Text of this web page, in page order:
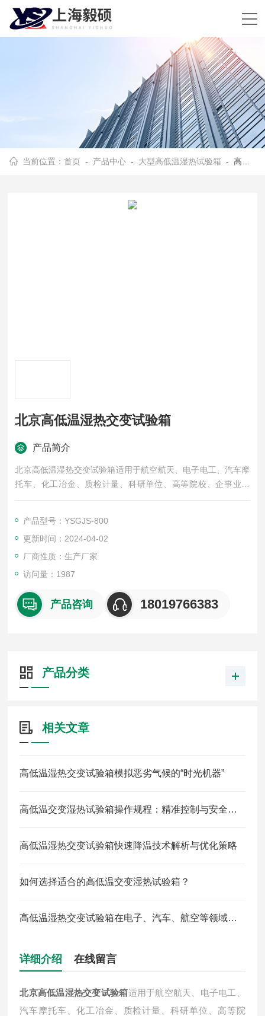
当前位置：首页 - 产品中心 - 大型高低温湿热试验箱 - 高低温交变湿热试验箱型号选择
北京高低温湿热交变试验箱
产品简介
北京高低温湿热交变试验箱适用于航空航天、电子电工、汽车摩
托车、化工冶金、质检计量、科研单位、高等院校、企事业单
位、各种电子元气件等相关产品的零部件及材料在高温、低温、
验，检测其各性能指标，是产品模拟环境试验*设备。
产品型号：YSGJS-800
更新时间：2024-04-02
厂商性质：生产厂家
访问量：1987
产品咨询 18019766383
产品分类
相关文章
高低温湿热交变试验箱模拟恶劣气候的“时光机器”
高低温交变湿热试验箱操作规程：精准控制与安全防护全解析
高低温湿热交变试验箱快速降温技术解析与优化策略
如何选择适合的高低温交变湿热试验箱？
高低温湿热交变试验箱在电子、汽车、航空等领域中的应用
详细介绍 在线留言
北京高低温湿热交变试验箱适用于航空航天、电子电工、
汽车摩托车、化工冶金、质检计量、科研单位、高等院